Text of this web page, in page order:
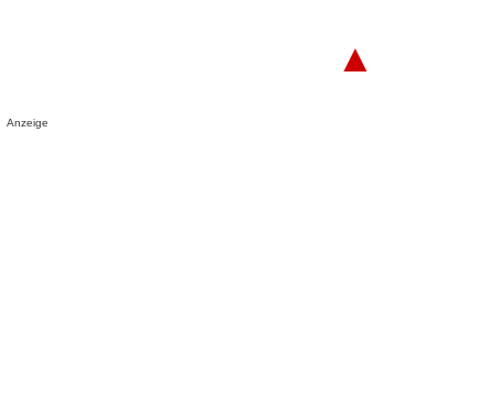
▲
Anzeige